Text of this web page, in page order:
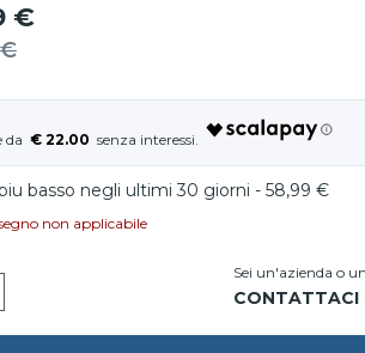
€
€ 22.00
basso negli ultimi 30 giorni - 58,99 €
non applicabile
Sei un'azienda o